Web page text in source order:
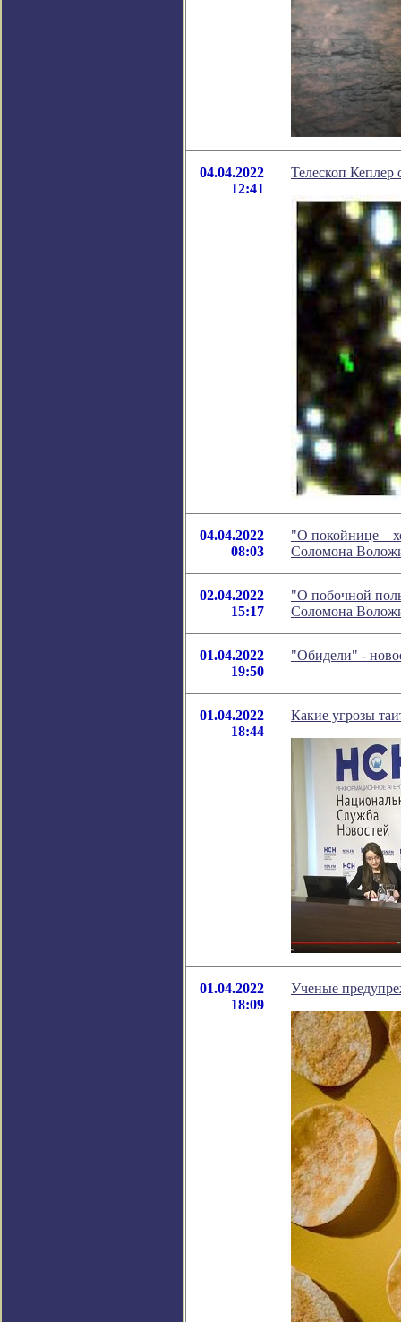
04.04.2022
12:41
Телескоп Кеплер
04.04.2022
08:03
"О покойнице –
Соломона
02.04.2022
15:17
"О побочной
Соломона
01.04.2022
19:50
"Обидели" -
01.04.2022
18:44
Какие угрозы
01.04.2022
18:09
Ученые